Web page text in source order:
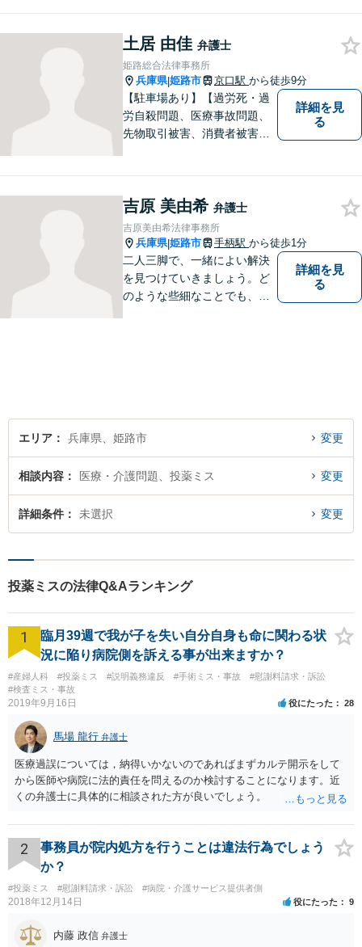
はどうにもならないと思える
事でも、弁護士に相談するこ
とでスムーズな解決に繋がる
ことがあります。
土居 由佳 弁護士
姫路総合法律事務所
兵庫県|姫路市 京口駅 から徒歩9分
【駐車場あり】【過労死・過
労自殺問題、医療事故問題、
先物取引被害、消費者被害、
い社会になるためのお力にな
ることができればと考えてい
ます。 お気軽にご相談くださ
い。
詳細を見
る
吉原 美由希 弁護士
吉原美由希法律事務所
兵庫県|姫路市 手柄駅 から徒歩1分
二人三脚で、一緒によい解決
を見つけていきましょう。ど
のような些細なことでも、ま
詳細を見
る
エリア 兵庫県、姫路市 変更
相談内容 医療・介護問題、投薬ミス 変更
詳細条件 未選択 変更
投薬ミスの法律Q&Aランキング
1
臨月39週で我が子を失い自分自身も命に関わる状
況に陥り病院側を訴える事が出来ますか？
#産婦人科 #投薬ミス #説明義務違反 #手術ミス・事故
#慰謝料請求・訴訟
#検査ミス・事故
2019年9月16日 役にたった 28
馬場 龍行 弁護士
医療過誤については，納得いかないのであればまずカルテ開示をして
から医師や病院に法的責任を問えるのか検討することになります。近
くの弁護士に具体的に相談された方が良いでしょう。
2
事務員が院内処方を行うことは違法行為でしょう
か？
#投薬ミス #慰謝料請求・訴訟 #病院・介護サービス提供者側
2018年12月14日 役にたった 9
内藤 政信 弁護士